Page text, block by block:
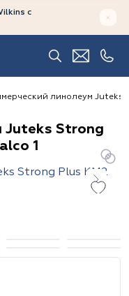
с
линолеум Juteks
Juteks Strong
1